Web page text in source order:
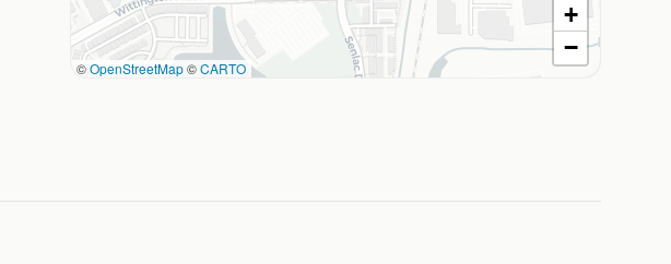
©OpenStreetMap©CARTO
+
−